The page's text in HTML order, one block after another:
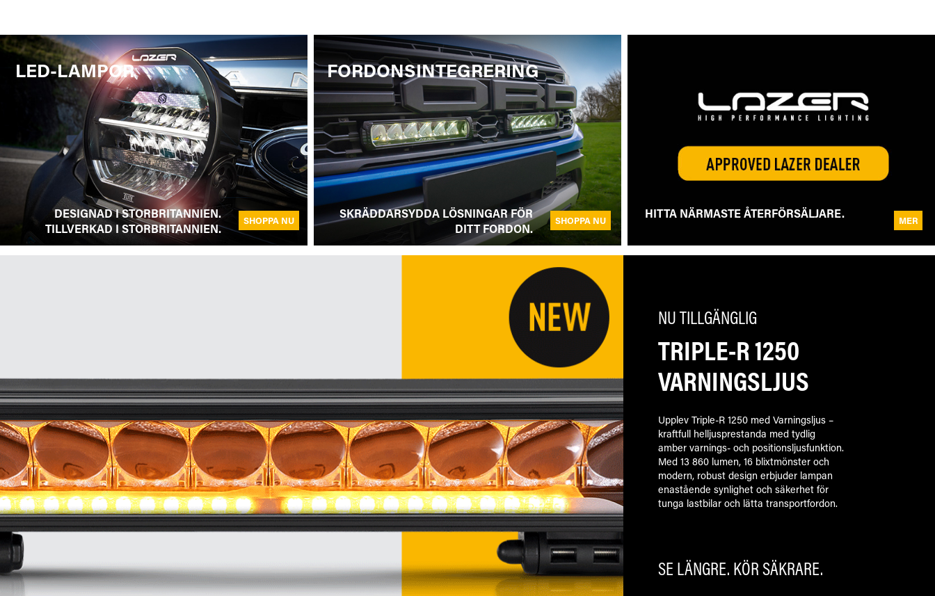
LED-LAMPOR
DESIGNAD I STORBRITANNIEN.
TILLVERKAD I STORBRITANNIEN.
SHOPPA NU
FORDONSINTEGRERING
SKRÄDDARSYDDA LÖSNINGAR FÖR
DITT FORDON.
SHOPPA NU HITTA NÄRMASTE ÅTERFÖRSÄLJARE. MER
NU TILLGÄNGLIG
TRIPLE-R 1250
VARNINGSLJUS
Upplev Triple-R 1250 med Varningsljus –
kraftfull helljusprestanda med tydlig
amber varnings- och positionsljusfunktion.
Med 13 860 lumen, 16 blixtmönster och
modern, robust design erbjuder lampan
enastående synlighet och säkerhet för
tunga lastbilar och lätta transportfordon.
SE LÄNGRE. KÖR SÄKRARE.